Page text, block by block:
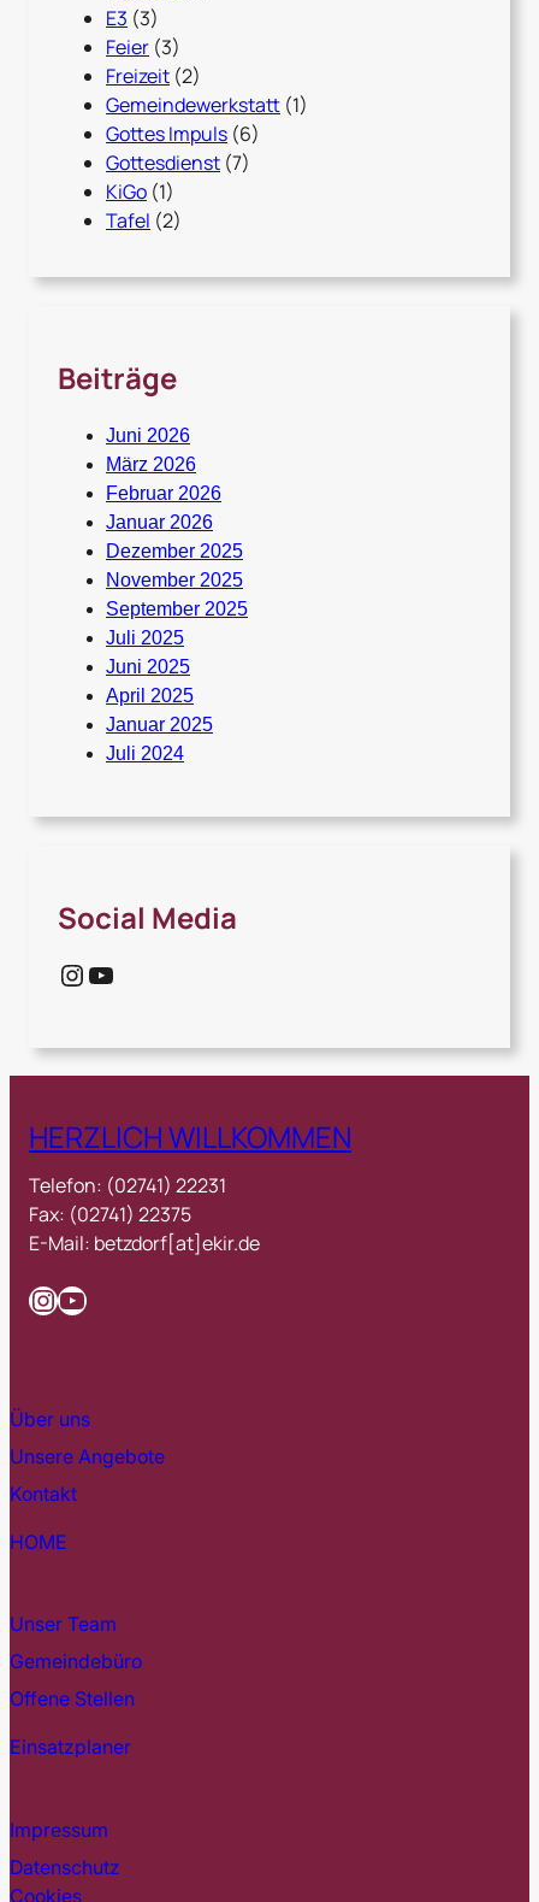
E3 (3)
Feier (3)
Freizeit (2)
Gemeindewerkstatt (1)
Gottes Impuls (6)
Gottesdienst (7)
KiGo (1)
Tafel (2)
Beiträge
Juni 2026
März 2026
Februar 2026
Januar 2026
Dezember 2025
November 2025
September 2025
Juli 2025
Juni 2025
April 2025
Januar 2025
Juli 2024
Social Media
Instagram YouTube
HERZLICH WILLKOMMEN
Telefon: (02741) 22231
Fax: (02741) 22375
E-Mail: betzdorf[at]ekir.de
InstagramYouTube
Über uns
Unsere Angebote
Kontakt
HOME
Unser Team
Gemeindebüro
Offene Stellen
Einsatzplaner
Impressum
Datenschutz
Cookies